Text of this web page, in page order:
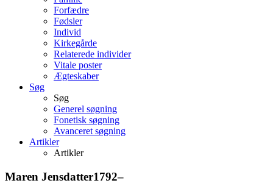
Forfædre
Fødsler
Individ
Kirkegårde
Relaterede individer
Vitale poster
Ægteskaber
Søg
Søg
Generel søgning
Fonetisk søgning
Avanceret søgning
Artikler
Artikler
Maren Jensdatter1792–